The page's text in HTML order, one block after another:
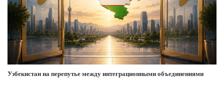
Узбекистан на перепутье между интеграционными объединениями